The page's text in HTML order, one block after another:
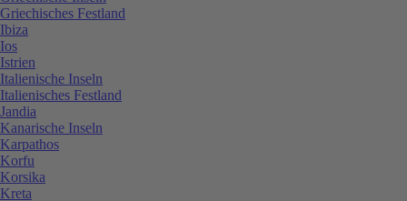
Griechisches Festland
Ibiza
Ios
Istrien
Italienische Inseln
Italienisches Festland
Jandia
Kanarische Inseln
Karpathos
Korfu
Korsika
Kreta